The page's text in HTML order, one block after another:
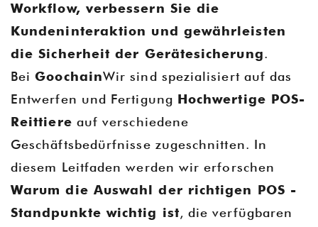
Workflow, verbessern Sie die
Kundeninteraktion und gewährleisten
die Sicherheit der Gerätesicherung.
BeiGoochainWir sind spezialisiert auf das
Entwerfen und Fertigung Hochwertige POS-
Reittiere auf verschiedene
Geschäftsbedürfnisse zugeschnitten. In
diesem Leitfaden werden wir erforschen
Warum die Auswahl der richtigen POS -
Standpunkte wichtig ist, die verfügbaren